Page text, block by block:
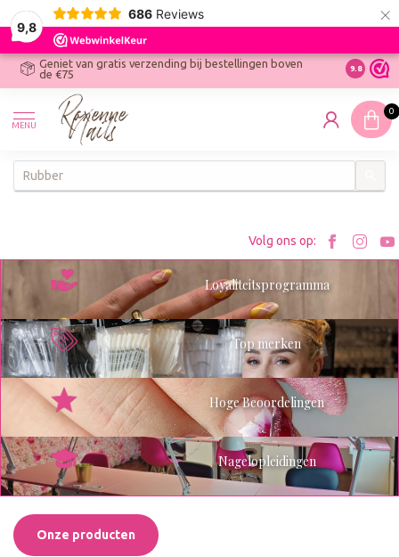
9,8
686 Reviews ×
Geniet van gratis verzending bij bestellingen boven
de €75
Ontdek
9.8
MENU
0
Volg ons op:
Bezoek
Loyaliteitsprogramma
Top merken
Hoge Beoordelingen
Nagelopleidingen
Onze producten